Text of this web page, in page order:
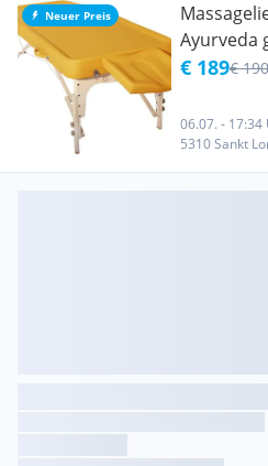
Neuer Preis
Ayurveda
€ 189€ 190
06.07. - 17:34
5310 Sankt